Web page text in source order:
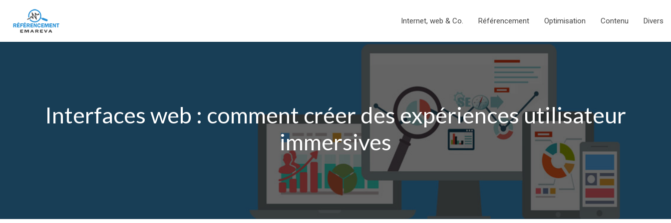
Internet, web & Co. Référencement Optimisation Contenu Divers
Interfaces web : comment créer des expériences utilisateur
immersives